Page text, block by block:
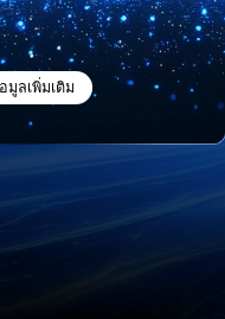
มูลเพิ่มเติม